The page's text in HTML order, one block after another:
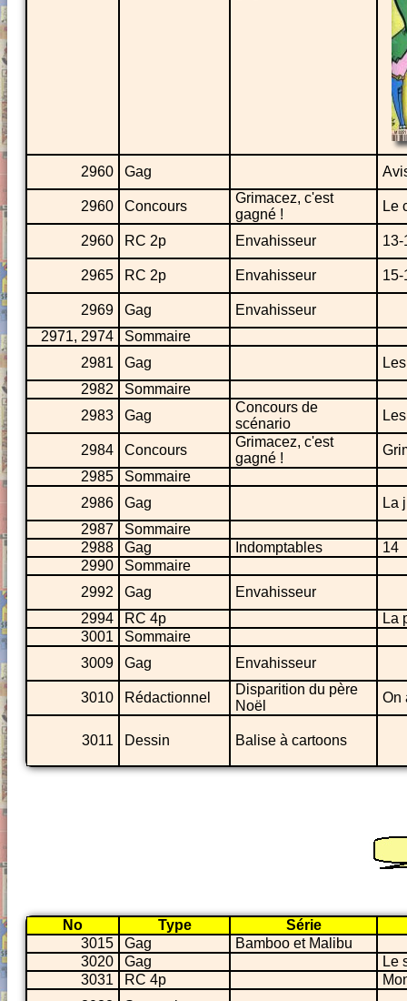
2960 Gag
2960 Concours
Grimacez, c'est
gagné !
Le
2960 RC 2p Envahisseur 13-
2965 RC 2p Envahisseur 15-
2969 Gag
Envahisseur
2971, 2974
Sommaire
2981
Gag
2982
Sommaire
2983
Gag
Concours de
scénario
2984 Concours
Grimacez, c'est
gagné !
2985
Sommaire
2986
Gag
La
2987
Sommaire
2988
Gag Indomptables
14
2990
Sommaire
2992
Gag
Envahisseur
2994
RC 4p
La
3001
Sommaire
3009
Gag Envahisseur
3010 Rédactionnel
Disparition du père
Noël
On
3011 Dessin Balise à cartoons
No Type
Série
3015
Gag
Bamboo et Malibu
3020
Gag
Le
3031
RC 4p